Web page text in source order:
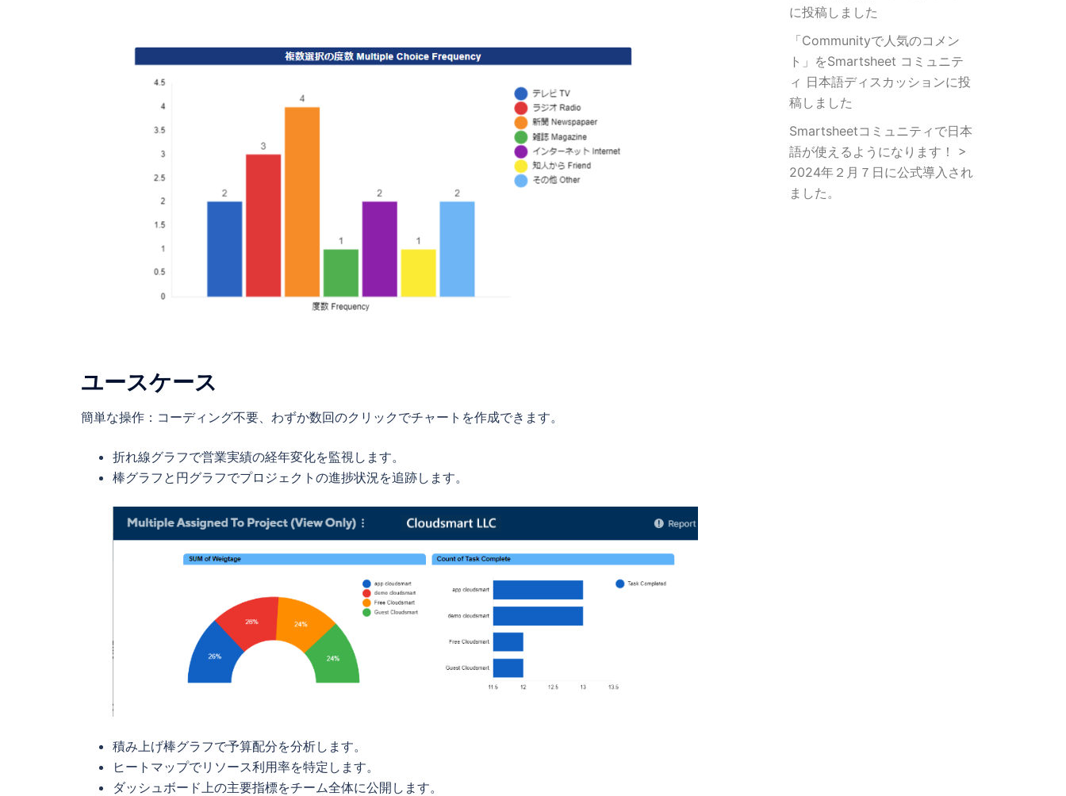
ユースケース
簡単な操作：コーディング不要、わずか数回のクリックでチャートを作成できます。
折れ線グラフで営業実績の経年変化を監視します。
棒グラフと円グラフでプロジェクトの進捗状況を追跡します。
積み上げ棒グラフで予算配分を分析します。
ヒートマップでリソース利用率を特定します。
ダッシュボード上の主要指標をチーム全体に公開します。
に投稿しました
「Communityで人気のコメン
ト」をSmartsheet コミュニテ
ィ 日本語ディスカッションに投
稿しました
Smartsheetコミュニティで日本
語が使えるようになります！ >
2024年２月７日に公式導入され
ました。